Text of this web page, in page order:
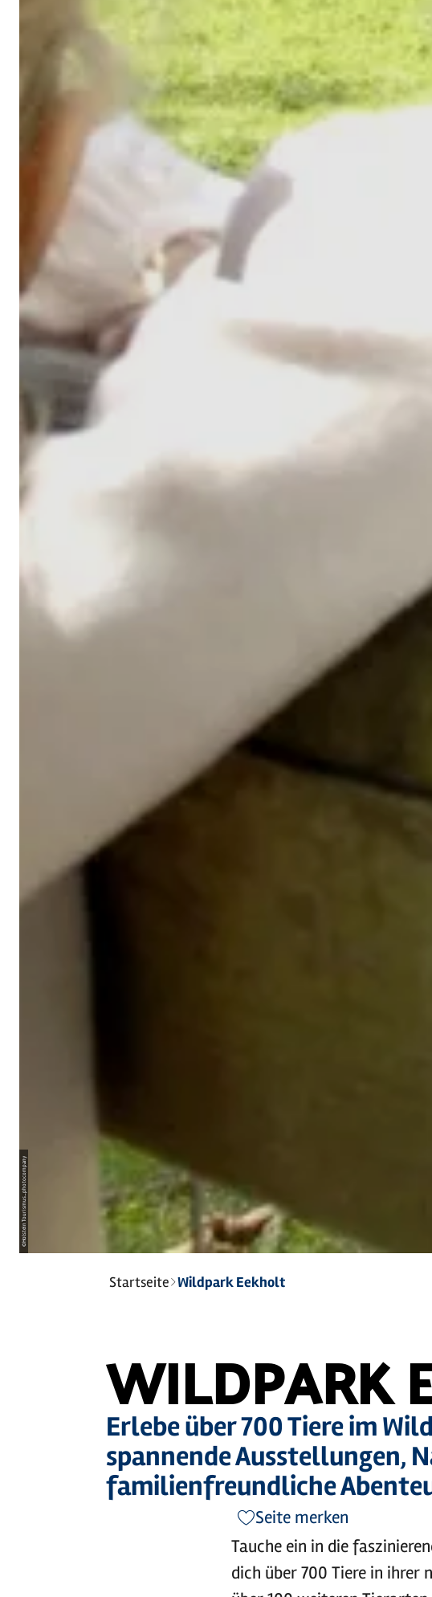
©
Holstein Tourismus_photocompany
Sie
sind
Startseite Wildpark Eekholt
WILDPARK
Erlebe über 700 Tiere im
spannende Ausstellungen,
familienfreundliche
Seite merken
Tauche ein in die
dich über 700 Tiere in ihrer